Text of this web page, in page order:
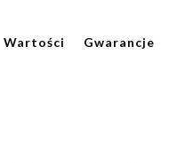
Wartości Gwarancje